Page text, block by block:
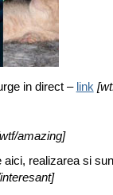
in direct – link
amazing]
realizarea si